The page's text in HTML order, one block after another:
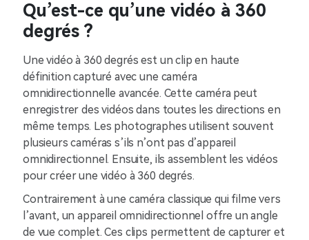
Qu’est-ce qu’une vidéo à 360
degrés ?
Une vidéo à 360 degrés est un clip en haute
définition capturé avec une caméra
omnidirectionnelle avancée. Cette caméra peut
enregistrer des vidéos dans toutes les directions en
même temps. Les photographes utilisent souvent
plusieurs caméras s’ils n’ont pas d’appareil
omnidirectionnel. Ensuite, ils assemblent les vidéos
pour créer une vidéo à 360 degrés.
Contrairement à une caméra classique qui filme vers
l’avant, un appareil omnidirectionnel offre un angle
de vue complet. Ces clips permettent de capturer et